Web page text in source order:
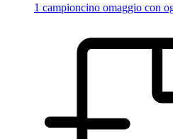
1 campioncino omaggio con